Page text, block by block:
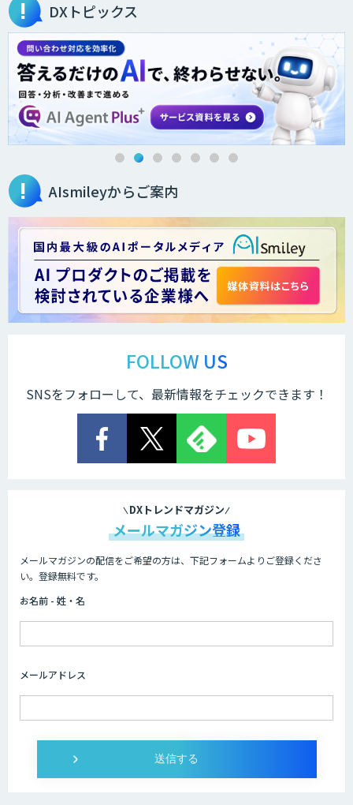
Smart Search
法人向けAIエージェント「OfficeAI社
2層ナレッジ×AIで顧客コミュニケーシ
＜Dify活用＞AIエージェントDRIVE
する「TIMEWELL BASE」
WARP NEXT
Explaza 生成AI Partner｜ 顧客対応・接
Wanderlust RAG コンシェルジュ
DXトピックス
AIsmileyからご案内
FOLLOW US
SNSをフォローして、最新情報をチェックできます！
DXトレンドマガジン
メールマガジン登録
メールマガジンの配信をご希望の方は、下記フォームよりご登録くださ
い。登録無料です。
お名前 - 姓・名
メールアドレス